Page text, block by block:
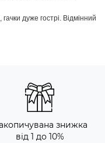
дуже гострі. Відмінний
знижка
від 1 до 10%